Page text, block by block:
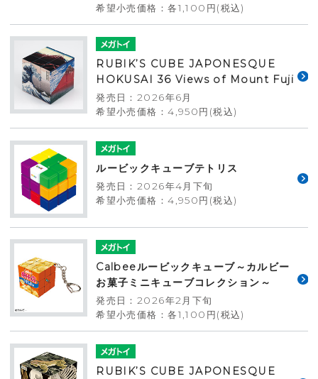
希望小売価格：各1,100円(税込)
RUBIK’S CUBE JAPONESQUE
HOKUSAI 36 Views of Mount Fuji
発売日：2026年6月
希望小売価格：4,950円(税込)
ルービックキューブテトリス
発売日：2026年4月下旬
希望小売価格：4,950円(税込)
Calbeeルービックキューブ～カルビー
お菓子ミニキューブコレクション～
発売日：2026年2月下旬
希望小売価格：各1,100円(税込)
RUBIK’S CUBE JAPONESQUE